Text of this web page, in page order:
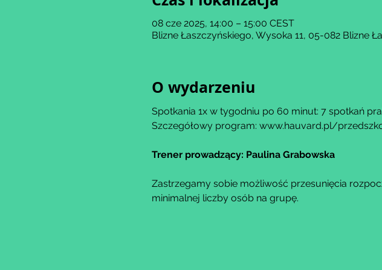
08 cze 2025, 14:00 – 15:00 CEST
Blizne Łaszczyńskiego, Wysoka 11, 05-082 Blizne
O wydarzeniu
Spotkania 1x w tygodniu po 60 minut: 7 spotkań
Szczegółowy program: www.hauvard.pl/
Trener prowadzący: Paulina Grabowska
Zastrzegamy sobie możliwość przesunięcia
minimalnej liczby osób na grupę.